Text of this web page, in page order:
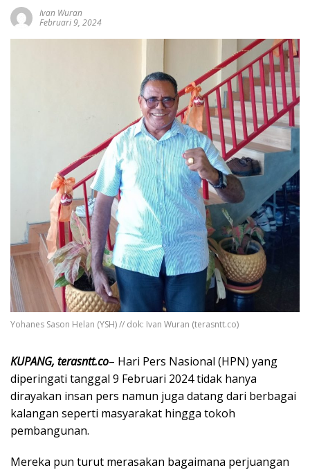
Ivan Wuran
Februari 9, 2024
Yohanes Sason Helan (YSH) // dok: Ivan Wuran (terasntt.co)
KUPANG, terasntt.co– Hari Pers Nasional (HPN) yang
diperingati tanggal 9 Februari 2024 tidak hanya
dirayakan insan pers namun juga datang dari berbagai
kalangan seperti masyarakat hingga tokoh
pembangunan.
Mereka pun turut merasakan bagaimana perjuangan